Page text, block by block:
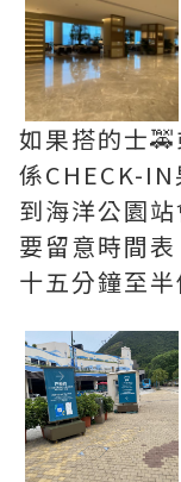
如果搭的士
係CHECK-
到海洋公園
要留意時間
十五分鐘至